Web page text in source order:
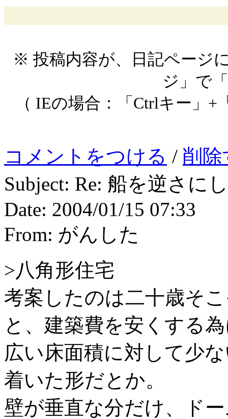
※ 投稿内容が、日記ページ
ジ」で
（ IEの場合：「Ctrlキー」
コメントをつける / 削
Subject: Re: 船を逆さに
Date: 2004/01/15 07:33
From: がんした
>八角形住宅
考案したのは二十歳そ
と、建築費を安くする
広い床面積に対して少
着いた形だとか。
壁が垂直な分だけ、ド